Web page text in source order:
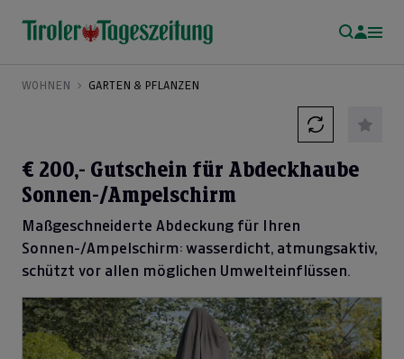
WOHNEN GARTEN & PFLANZEN
€ 200,- Gutschein für Abdeckhaube
Sonnen-/Ampelschirm
Maßgeschneiderte Abdeckung für Ihren
Sonnen-/Ampelschirm: wasserdicht, atmungsaktiv,
schützt vor allen möglichen Umwelteinflüssen.